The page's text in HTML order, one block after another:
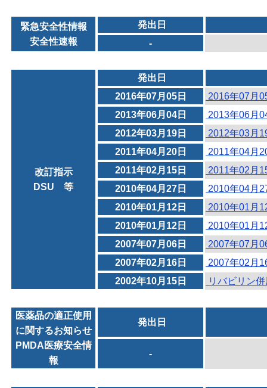
緊急安全性情報
安全性速報
発出日
-
改訂指示
DSU 等
発出日
2016年07月05日
2016年07月
2013年06月04日
2013年06月
2012年03月19日
2012年03月
2011年04月20日
2011年04月
2011年02月15日
2011年02月
2010年04月27日
2010年04月
2010年01月12日
2010年01月
2010年01月12日
2010年01月
2007年07月06日
2007年07月
2007年02月16日
2007年02月
2002年10月15日
リバビリン
医薬品の適正使用
に関するお知らせ
PMDA医療安全情
報
発出日
-